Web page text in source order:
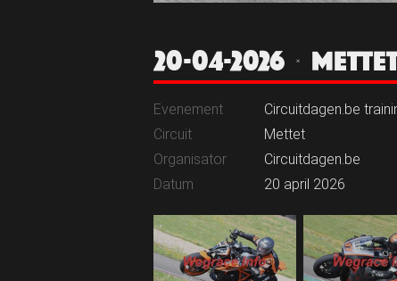
20-04-2026 |
Evenement
Circuitdagen.be
Circuit
Mettet
Organisator
Circuitdagen.be
Datum
20 april 2026